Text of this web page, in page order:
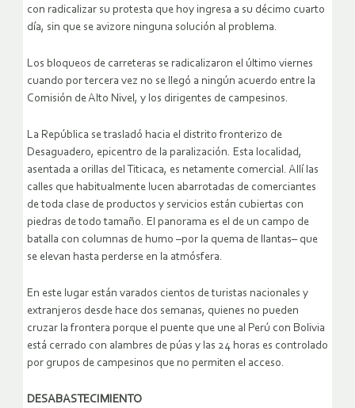
con radicalizar su protesta que hoy ingresa a su décimo cuarto
día, sin que se avizore ninguna solución al problema.
Los bloqueos de carreteras se radicalizaron el último viernes
cuando por tercera vez no se llegó a ningún acuerdo entre la
Comisión de Alto Nivel, y los dirigentes de campesinos.
La República se trasladó hacia el distrito fronterizo de
Desaguadero, epicentro de la paralización. Esta localidad,
asentada a orillas del Titicaca, es netamente comercial. Allí las
calles que habitualmente lucen abarrotadas de comerciantes
de toda clase de productos y servicios están cubiertas con
piedras de todo tamaño. El panorama es el de un campo de
batalla con columnas de humo –por la quema de llantas– que
se elevan hasta perderse en la atmósfera.
En este lugar están varados cientos de turistas nacionales y
extranjeros desde hace dos semanas, quienes no pueden
cruzar la frontera porque el puente que une al Perú con Bolivia
está cerrado con alambres de púas y las 24 horas es controlado
por grupos de campesinos que no permiten el acceso.
DESABASTECIMIENTO